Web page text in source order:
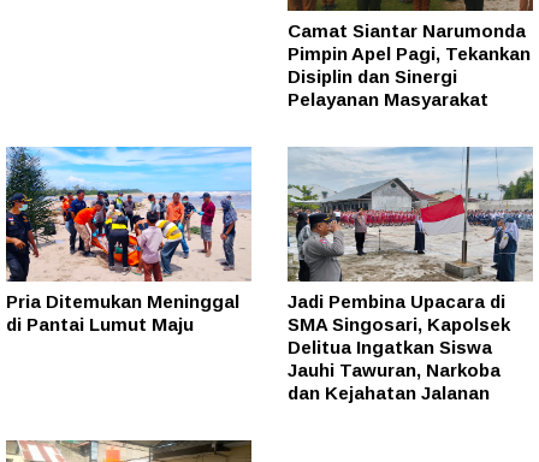
Camat Siantar Narumonda
Pimpin Apel Pagi, Tekankan
Disiplin dan Sinergi
Pelayanan Masyarakat
Pria Ditemukan Meninggal
di Pantai Lumut Maju
Jadi Pembina Upacara di
SMA Singosari, Kapolsek
Delitua Ingatkan Siswa
Jauhi Tawuran, Narkoba
dan Kejahatan Jalanan